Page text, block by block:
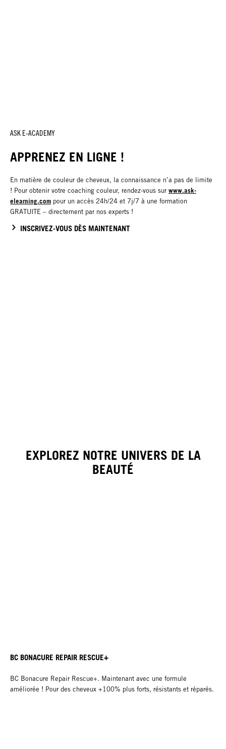
ASK E-ACADEMY
APPRENEZ EN LIGNE !
En matière de couleur de cheveux, la connaissance n’a pas de limite
! Pour obtenir votre coaching couleur, rendez-vous sur www.ask-
elearning.com pour un accès 24h/24 et 7j/7 à une formation
GRATUITE – directement par nos experts !
INSCRIVEZ-VOUS DÈS MAINTENANT
EXPLOREZ NOTRE UNIVERS DE LA
BEAUTÉ
BC BONACURE REPAIR RESCUE+
BC Bonacure Repair Rescue+. Maintenant avec une formule
améliorée ! Pour des cheveux +100% plus forts, résistants et réparés.